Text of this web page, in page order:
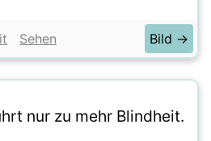
Sehen Bild →
nur zu mehr Blindheit.